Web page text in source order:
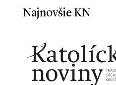
Najnovšie KN